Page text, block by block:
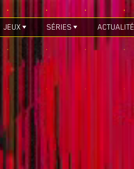
JEUX SÉRIES ACTUALITÉ